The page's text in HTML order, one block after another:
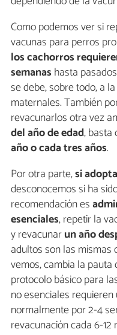
Como podemos ver si
vacunas para perros
los cachorros
semanas hasta
se debe, sobre todo, a
maternales. También
revacunarlos otra vez
del año de edad, basta
año o cada tres años.
Por otra parte,si
desconocemos si ha
recomendación es
esenciales, repetir la
y revacunarun año
adultos son las mismas
vemos, cambia la pauta
protocolo básico para
no esenciales
normalmente por 2-4
revacunación cada 6-12